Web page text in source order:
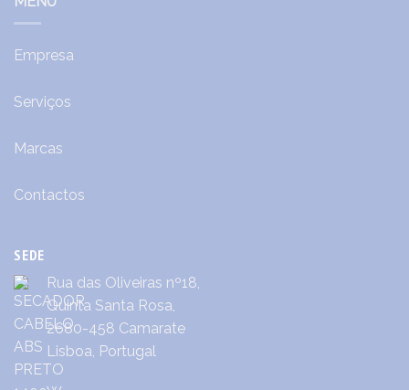
Empresa
Serviços
Marcas
Contactos
SEDE
Rua das Oliveiras nº18,
Quinta Santa Rosa,
2680-458 Camarate
Lisboa, Portugal